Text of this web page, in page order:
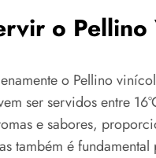
o
o Pellino
ser servidos entre
e sabores,
também é